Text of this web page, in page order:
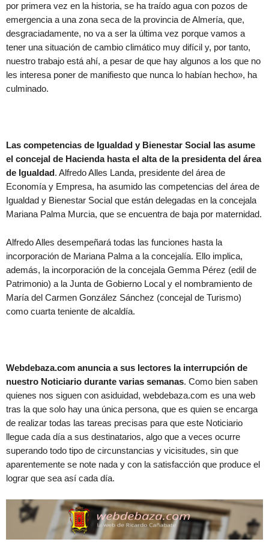
por primera vez en la historia, se ha traído agua con pozos de
emergencia a una zona seca de la provincia de Almería, que,
desgraciadamente, no va a ser la última vez porque vamos a
tener una situación de cambio climático muy difícil y, por tanto,
nuestro trabajo está ahí, a pesar de que hay algunos a los que no
les interesa poner de manifiesto que nunca lo habían hecho», ha
culminado.
Las competencias de Igualdad y Bienestar Social las asume
el concejal de Hacienda hasta el alta de la presidenta del área
de Igualdad. Alfredo Alles Landa, presidente del área de
Economía y Empresa, ha asumido las competencias del área de
Igualdad y Bienestar Social que están delegadas en la concejala
Mariana Palma Murcia, que se encuentra de baja por maternidad.
Alfredo Alles desempeñará todas las funciones hasta la
incorporación de Mariana Palma a la concejalía. Ello implica,
además, la incorporación de la concejala Gemma Pérez (edil de
Patrimonio) a la Junta de Gobierno Local y el nombramiento de
María del Carmen González Sánchez (concejal de Turismo)
como cuarta teniente de alcaldía.
Webdebaza.com anuncia a sus lectores la interrupción de
nuestro Noticiario durante varias semanas. Como bien saben
quienes nos siguen con asiduidad, webdebaza.com es una web
tras la que solo hay una única persona, que es quien se encarga
de realizar todas las tareas precisas para que este Noticiario
llegue cada día a sus destinatarios, algo que a veces ocurre
superando todo tipo de circunstancias y vicisitudes, sin que
aparentemente se note nada y con la satisfacción que produce el
lograr que sea así cada día.